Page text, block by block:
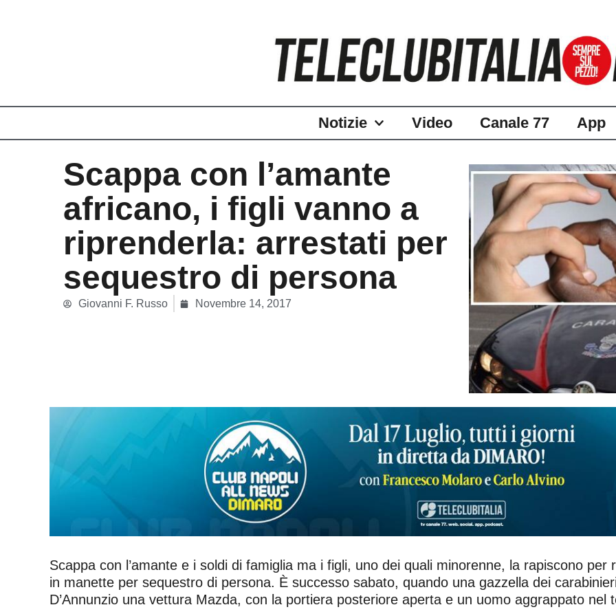
Notizie Video Canale 77 App
Scappa con l’amante
africano, i figli vanno a
riprenderla: arrestati per
sequestro di persona
Giovanni F. Russo Novembre 14, 2017
Scappa con l’amante e i soldi di famiglia ma i figli, uno dei quali minorenne, la rapiscono
in manette per sequestro di persona. È successo sabato, quando una gazzella dei
D’Annunzio una vettura Mazda, con la portiera posteriore aperta e un uomo aggrappato nel